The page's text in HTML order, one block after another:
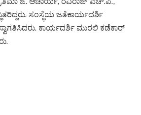
ಸಂಸ್ಥೆಯ ಜತೆಕಾರ್ಯದರ್ಶಿ
ಕಾರ್ಯದರ್ಶಿ ಮುರಲಿ ಕಡೆಕಾರ್